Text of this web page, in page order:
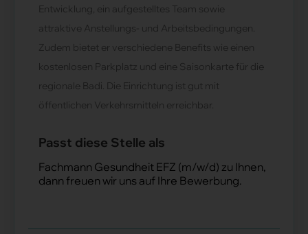
Entwicklung, ein aufgestelltes Team sowie
attraktive Anstellungs- und Arbeitsbedingungen.
Zudem bietet er verschiedene Benefits wie einen
kostenlosen Parkplatz und eine Saisonkarte für die
regionale Badi. Die Einrichtung ist gut mit
öffentlichen Verkehrsmitteln erreichbar.
Passt diese Stelle als
Fachmann Gesundheit EFZ (m/w/d) zu Ihnen,
dann freuen wir uns auf Ihre Bewerbung.